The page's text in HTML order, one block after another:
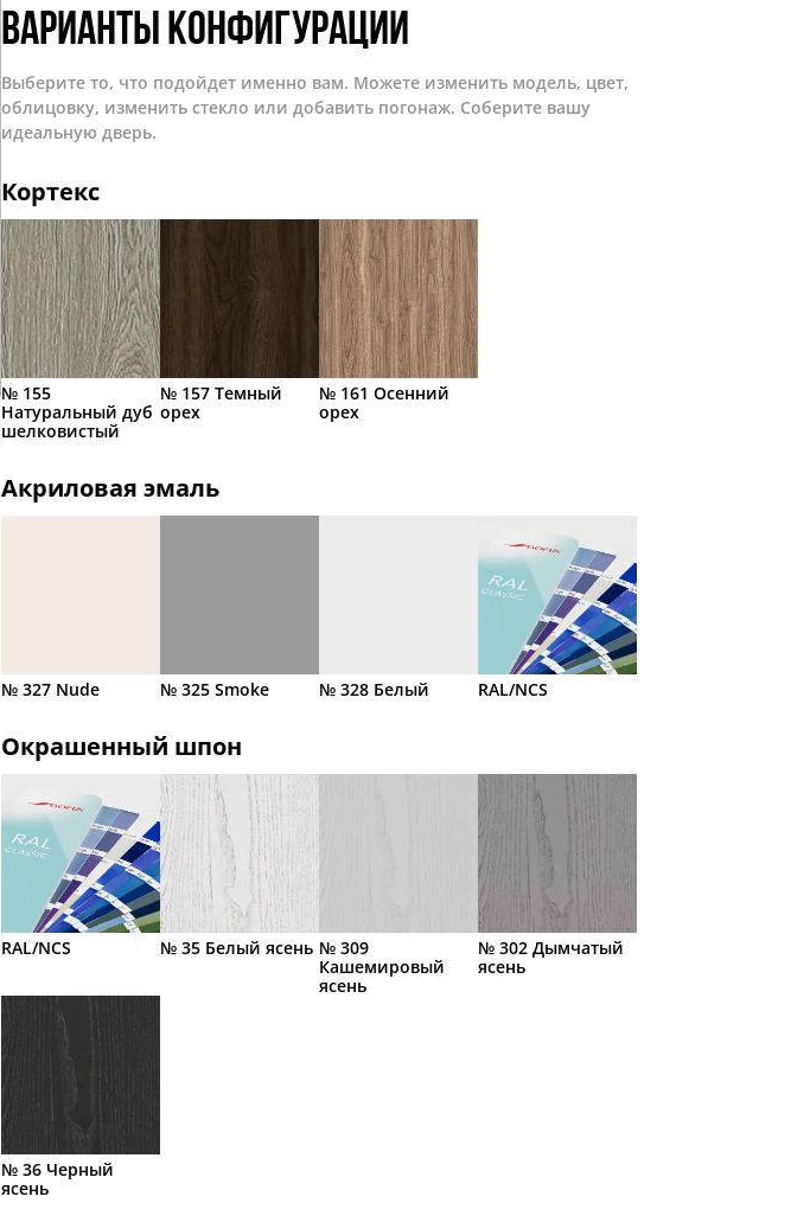
Варианты конфигурации
Выберите то, что подойдет именно вам. Можете изменить модель, цвет,
облицовку, изменить стекло или добавить погонаж. Соберите вашу
идеальную дверь.
Кортекс
№ 155
Натуральный дуб
шелковистый
№ 157 Темный
орех
№ 161 Осенний
орех
Акриловая эмаль
№ 327 Nude № 325 Smoke № 328 Белый RAL/NCS
Окрашенный шпон
RAL/NCS № 35 Белый ясень № 309
Кашемировый
ясень
№ 302 Дымчатый
ясень
№ 36 Черный
ясень